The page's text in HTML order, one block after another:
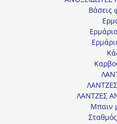
Βάσεις
ΛΑΝΤΖΕΣ
Μπαιν